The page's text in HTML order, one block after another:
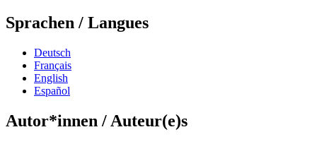
Sprachen / Langues
Deutsch
Français
English
Español
Autor*innen / Auteur(e)s